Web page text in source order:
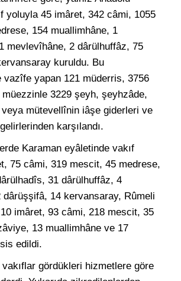
yoluyla 45 imâret, 342 câmi, 1055
154 muallimhâne, 1
mevlevîhâne, 2 dârülhuffâz, 75
kuruldu. Bu
vazîfe yapan 121 müderris, 3756
3229 şeyh, şeyhzâde,
veya mütevellînin iâşe giderleri ve
karşılandı.
Karaman eyâletinde vakıf
75 câmi, 319 mescit, 45 medrese,
31 dârülhuffâz, 4
dârüşşifâ, 14 kervansaray, Rûmeli
imâret, 93 câmi, 218 mescit, 35
13 muallimhâne ve 17
edildi.
gördükleri hizmetlere göre